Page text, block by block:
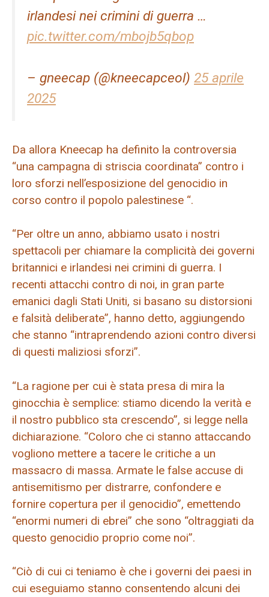
irlandesi nei crimini di guerra …
pic.twitter.com/mbojb5qbop
– gneecap (@kneecapceol) 25 aprile
2025
Da allora Kneecap ha definito la controversia
“una campagna di striscia coordinata” contro i
loro sforzi nell’esposizione del genocidio in
corso contro il popolo palestinese “.
“Per oltre un anno, abbiamo usato i nostri
spettacoli per chiamare la complicità dei governi
britannici e irlandesi nei crimini di guerra. I
recenti attacchi contro di noi, in gran parte
emanici dagli Stati Uniti, si basano su distorsioni
e falsità deliberate”, hanno detto, aggiungendo
che stanno “intraprendendo azioni contro diversi
di questi maliziosi sforzi”.
“La ragione per cui è stata presa di mira la
ginocchia è semplice: stiamo dicendo la verità e
il nostro pubblico sta crescendo”, si legge nella
dichiarazione. “Coloro che ci stanno attaccando
vogliono mettere a tacere le critiche a un
massacro di massa. Armate le false accuse di
antisemitismo per distrarre, confondere e
fornire copertura per il genocidio”, emettendo
“enormi numeri di ebrei” che sono “oltraggiati da
questo genocidio proprio come noi”.
“Ciò di cui ci teniamo è che i governi dei paesi in
cui eseguiamo stanno consentendo alcuni dei